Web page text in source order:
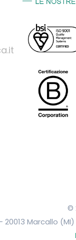
©
- 20013 Marcallo